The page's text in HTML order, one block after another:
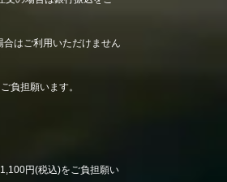
はご利用いただけません
負担願います。
円(税込)をご負担願い